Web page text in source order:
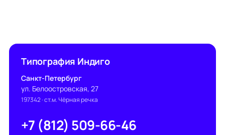
Типография Индиго
Санкт-Петербург
ул. Белоостровская, 27
197342· ст.м. Чёрная речка
+7 (812) 509-66-46